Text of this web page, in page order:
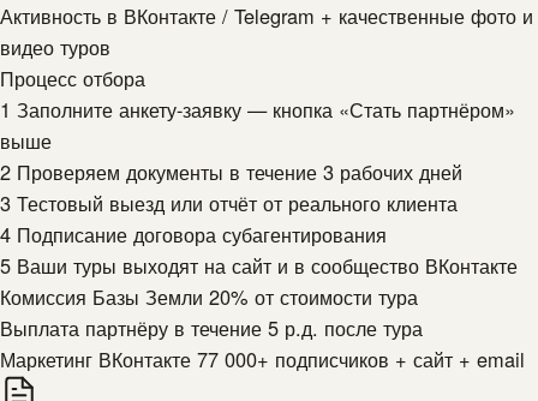
Активность в ВКонтакте / Telegram + качественные фото и
видео туров
Процесс отбора
1 Заполните анкету-заявку — кнопка «Стать партнёром»
выше
2 Проверяем документы в течение 3 рабочих дней
3 Тестовый выезд или отчёт от реального клиента
4 Подписание договора субагентирования
5 Ваши туры выходят на сайт и в сообщество ВКонтакте
Комиссия Базы Земли 20% от стоимости тура
Выплата партнёру в течение 5 р.д. после тура
Маркетинг ВКонтакте 77 000+ подписчиков + сайт + email